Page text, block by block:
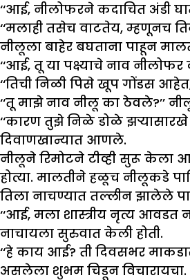
‘‘आई, नीलोफरने कदाचित अंडी
‘‘मलाही तसेच वाटतेय, म्हणूनच
नीलूला बाहेर बघताना पाहून
‘‘आई, तू या पक्ष्याचे नाव
‘‘तिची निळी पिसे खूप गोंडस
‘‘तू माझे नाव नीलू का ठेवले?’’
‘‘कारण तुझे निळे डोळे
दिवाणखान्यात आणले.
नीलूने रिमोटने टीव्ही सुरू केला
होत्या. मालतीने हळूच नीलूकडे
तिला नाचण्यात तल्लीन झालेले
‘‘आई, मला शास्त्रीय नृत्य आवडत
नाचायला सुरुवात केली होती.
‘‘हे काय आई? ती दिवसभर
असलेला शुभम चिडून विचारायचा.